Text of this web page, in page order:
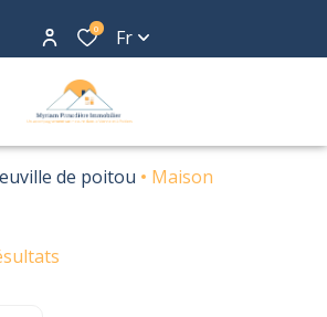
0 Fr
Neuville de poitou Maison